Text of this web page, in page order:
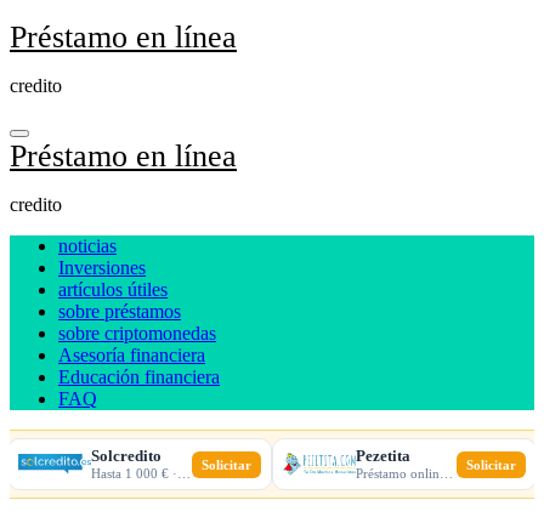
Ir
al
Préstamo en línea
credito
Préstamo en línea
credito
noticias
Inversiones
artículos útiles
sobre préstamos
sobre criptomonedas
Asesoría financiera
Educación financiera
FAQ
Solcredito Solicitar Pezetita Solicitar